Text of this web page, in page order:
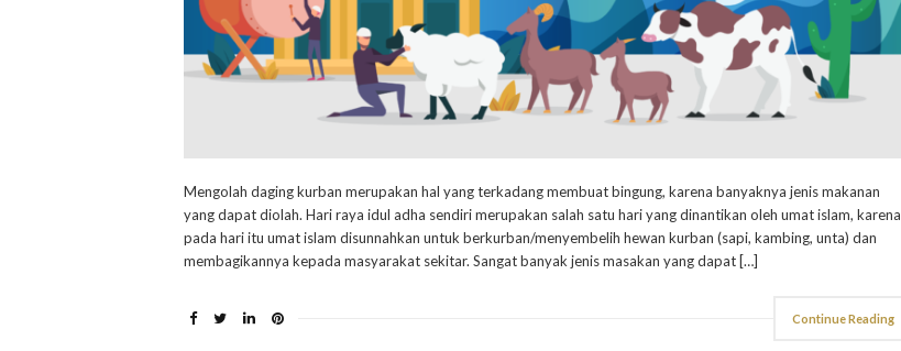
Mengolah daging kurban merupakan hal yang terkadang membuat bingung, karena banyaknya jenis makanan
yang dapat diolah. Hari raya idul adha sendiri merupakan salah satu hari yang dinantikan oleh umat islam, karena
pada hari itu umat islam disunnahkan untuk berkurban/menyembelih hewan kurban (sapi, kambing, unta) dan
membagikannya kepada masyarakat sekitar. Sangat banyak jenis masakan yang dapat […]
Continue Reading